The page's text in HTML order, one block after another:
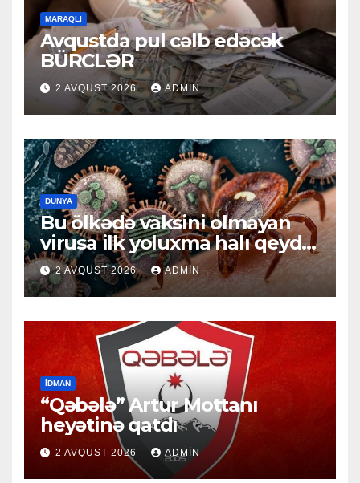
MARAQLI
Avqustda pul cəlb edəcək
BÜRCLƏR
2 AVQUST 2026 ADMIN
DÜNYA
Bu ölkədə vaksini olmayan
virusa ilk yoluxma halı qeydə
alındı
2 AVQUST 2026 ADMIN
İDMAN
“Qəbələ” Artur Mottanı
heyətinə qatdı
2 AVQUST 2026 ADMIN